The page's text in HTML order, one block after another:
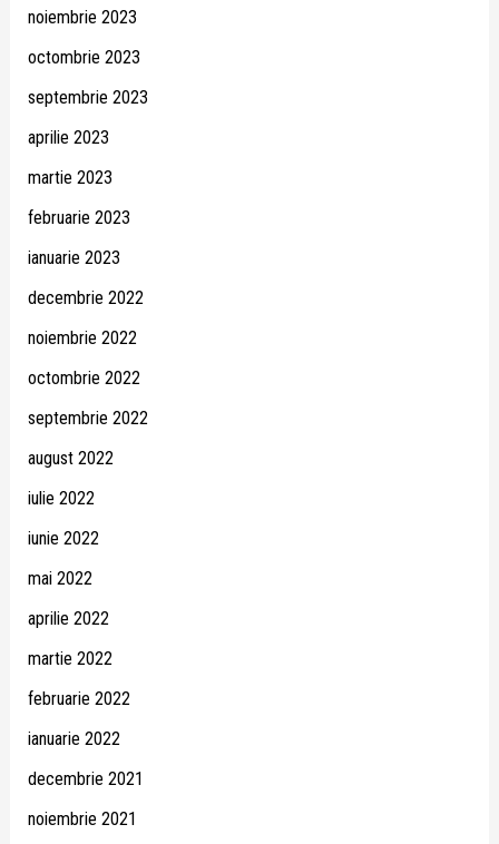
noiembrie 2023
octombrie 2023
septembrie 2023
aprilie 2023
martie 2023
februarie 2023
ianuarie 2023
decembrie 2022
noiembrie 2022
octombrie 2022
septembrie 2022
august 2022
iulie 2022
iunie 2022
mai 2022
aprilie 2022
martie 2022
februarie 2022
ianuarie 2022
decembrie 2021
noiembrie 2021